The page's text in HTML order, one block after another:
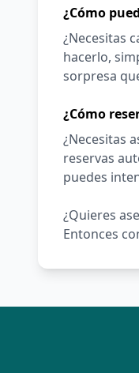
¿Cómo
¿Necesitas
hacerlo,
sorpresa
¿Cómo
¿Necesitas
reservas
puedes
¿Quieres
Entonces